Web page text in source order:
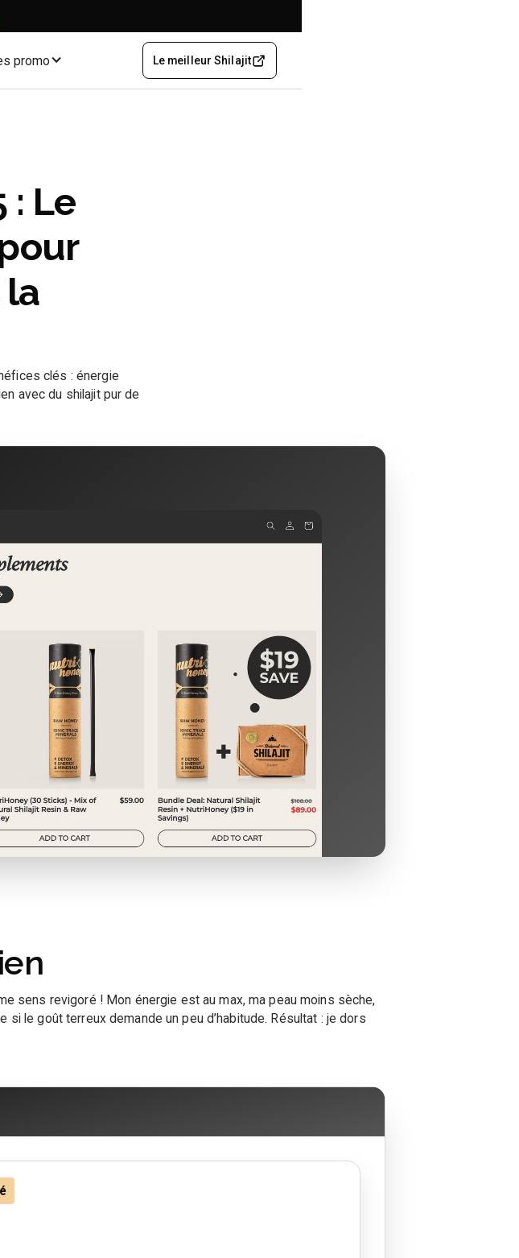
promo Le meilleur Shilajit
: Le
la
clés : énergie
avec du shilajit pur de
sens revigoré ! Mon énergie est au max, ma peau moins sèche,
le goût terreux demande un peu d’habitude. Résultat : je dors